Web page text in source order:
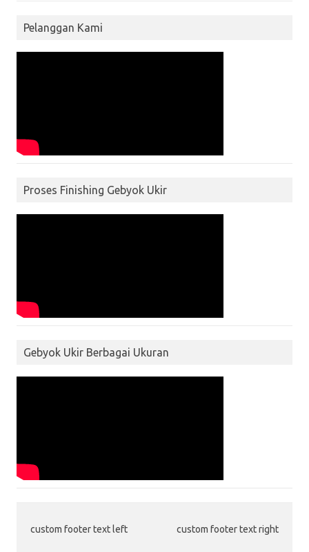
Pelanggan Kami
Proses Finishing Gebyok Ukir
Gebyok Ukir Berbagai Ukuran
custom footer text left custom footer text right